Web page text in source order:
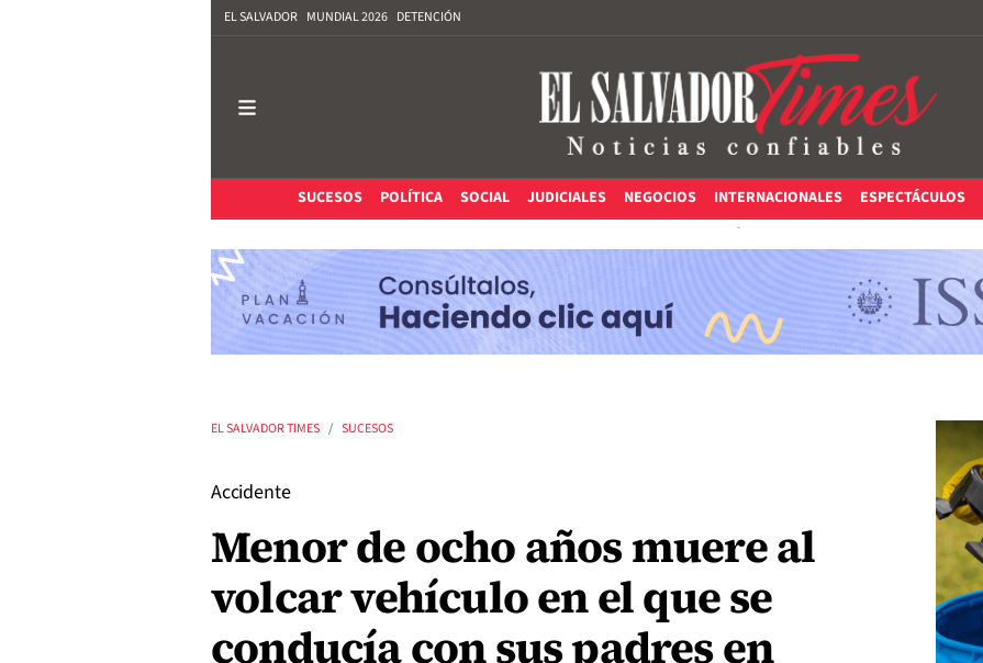
EL SALVADOR MUNDIAL 2026 DETENCIÓN
SUCESOS
POLÍTICA SOCIAL JUDICIALES NEGOCIOS INTERNACIONALES ESPECTÁCULOS
EL SALVADOR TIMES SUCESOS
Accidente
Menor de ocho años muere al
volcar vehículo en el que se
conducía con sus padres en